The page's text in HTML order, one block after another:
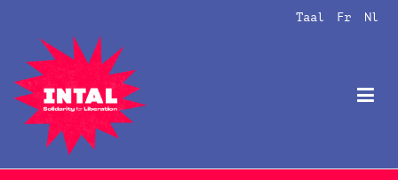
springen
Taal Fr Nl
Intal
Globalize Solidarity!